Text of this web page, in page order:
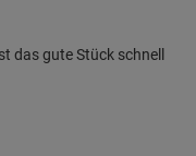
das gute Stück schnell